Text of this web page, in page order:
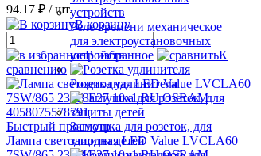
Реле времени механическое
для электроустановочных
устройств
Розетка удлинителя
Заглушка для розеток, для
защиты детей
94.17 ₽ / шт.
В корзину
В избранное
К
сравнению
Быстрый просмотр
Лампа светодиодная LED Value LVCLA60